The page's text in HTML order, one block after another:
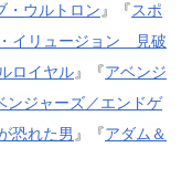
・ウルトロン』『スポ
イリュージョン 見破
ロイヤル』『アベンジ
ンジャーズ／エンドゲ
恐れた男 』『アダム＆